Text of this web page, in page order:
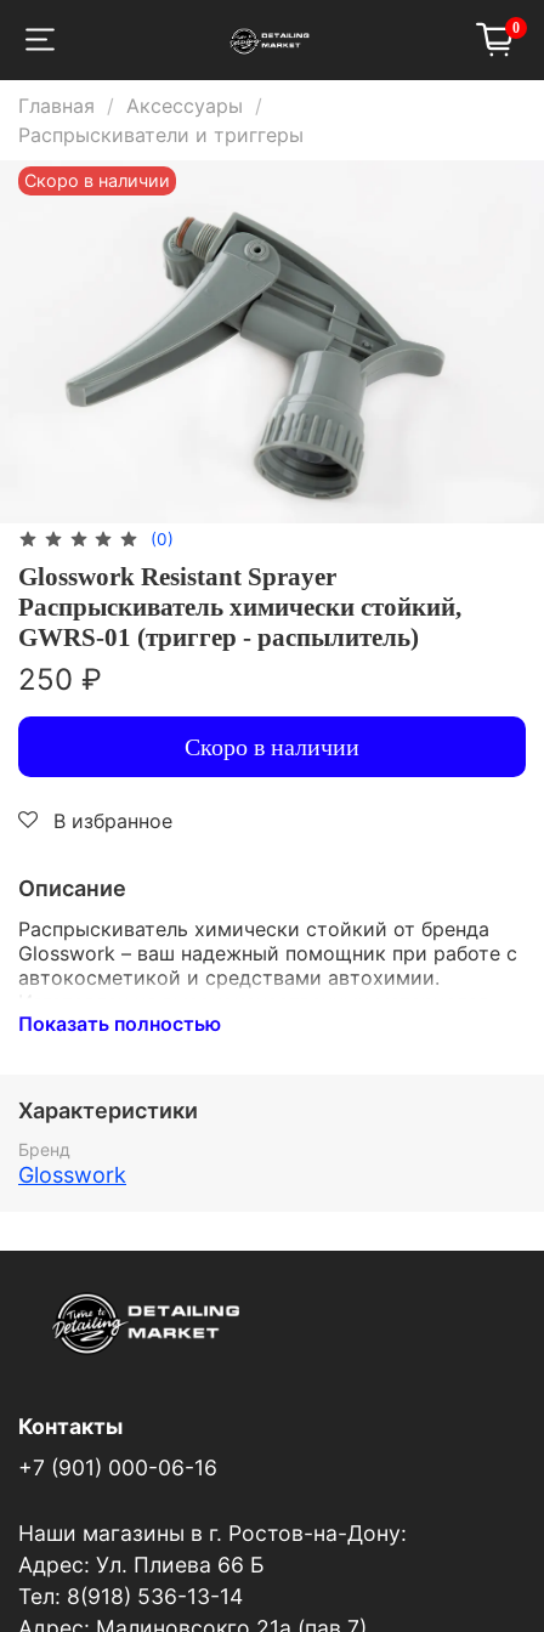
0
Главная
Аксессуары
Распрыскиватели и триггеры
Скоро в наличии
(0)
Glosswork Resistant Sprayer
Распрыскиватель химически стойкий,
GWRS-01 (триггер - распылитель)
250 ₽
Скоро в наличии
В избранное
Описание
Распрыскиватель химически стойкий от бренда
Glosswork – ваш надежный помощник при работе с
автокосметикой и средствами автохимии.
устойчив к агрессивным средам и обеспечивает
продолжительное время, а удобная регулировка
струи упрощает нанесение жидкостей различной
консистенции. Повышает эффективность работы и
экономит ваше время!
Показать полностью
Характеристики
Бренд
Glosswork
Контакты
+7 (901) 000-06-16
Наши магазины в г. Ростов-на-Дону:
Адрес: Ул. Плиева 66 Б
Тел: 8(918) 536-13-14